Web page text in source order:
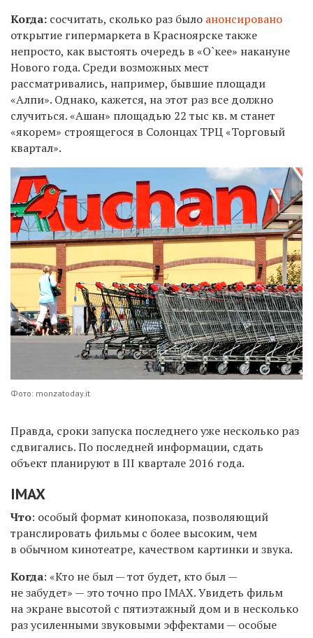
Когда: сосчитать, сколько раз было анонсировано
открытие гипермаркета в Красноярске также
непросто, как выстоять очередь в «О`кее» накануне
Нового года. Среди возможных мест
рассматривались, например, бывшие площади
«Алпи». Однако, кажется, на этот раз все должно
случиться. «Ашан» площадью 22 тыс кв. м станет
«якорем» строящегося в Солонцах ТРЦ «Торговый
квартал».
Фото: monzatoday.it
Правда, сроки запуска последнего уже несколько раз
сдвигались. По последней информации, сдать
объект планируют в III квартале 2016 года.
IMAX
Что: особый формат кинопоказа, позволяющий
транслировать фильмы с более высоким, чем
в обычном кинотеатре, качеством картинки и звука.
Когда: «Кто не был — тот будет, кто был —
не забудет» — это точно про IMAX. Увидеть фильм
на экране высотой с пятиэтажный дом и в несколько
раз усиленными звуковыми эффектами — особые